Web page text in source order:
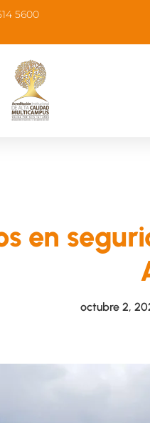
5600
en
octubre 2,